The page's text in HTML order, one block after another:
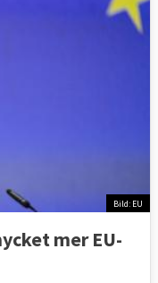
Bild: EU
mer EU-